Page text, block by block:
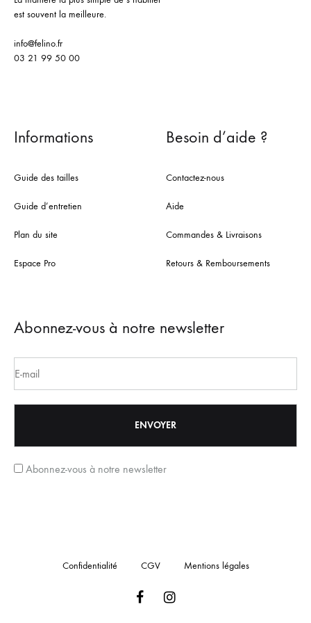
est souvent la meilleure.
info@felino.fr
03 21 99 50 00
Informations
Guide des tailles
Guide d’entretien
Plan du site
Espace Pro
Besoin d’aide ?
Contactez-nous
Aide
Commandes & Livraisons
Retours & Remboursements
Abonnez-vous à notre newsletter
Abonnez-vous à notre newsletter
Confidentialité CGV Mentions légales
FacebookInstagram